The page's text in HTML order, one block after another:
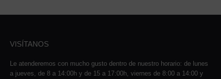
VISÍTANOS
Le atenderemos con mucho gusto dentro de nuestro horario: de lunes
a jueves, de 8 a 14:00h y de 15 a 17:00h, viernes de 8:00 a 14:00 y